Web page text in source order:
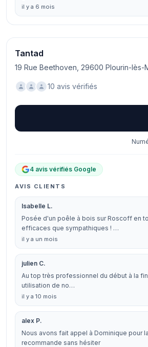
il y a 6 mois
Tantad
19 Rue Beethoven, 29600 Plourin-lès-
10 avis vérifiés
4 avis vérifiés Google
AVIS CLIENTS
Isabelle L.
Posée d'un poêle à bois sur Roscoff en
efficaces que sympathiques ! …
il y a un mois
julien C.
Au top très professionnel du début à la
utilisation de no…
il y a 10 mois
alex P.
Nous avons fait appel à Dominique
recommande sans hésiter